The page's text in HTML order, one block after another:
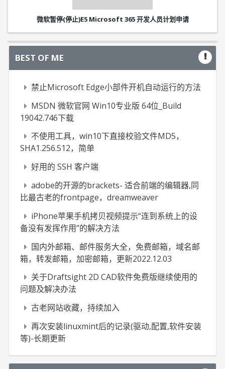
微软暂停(停止)E5 Microsoft 365 开发人员计划申请
BEST OF ME
禁止Microsoft Edge小部件开机自动运行的方法
MSDN 微软官网 Win10专业版 64位_Build
19042.746下载
不使用工具，win10下直接校验文件MD5，
SHA1.256.512，简单
好用的 SSH 客户端
adobe的开源的brackets- 适合前端的编辑器,同
比最古老的frontpage，dreamweaver
iPhone苹果手机拷贝视频提示“连到系统上的设
备没有发挥作用”的解决方法
国内外邮箱、邮件服务大全，免费邮箱，域名邮
箱，转发邮箱，加密邮箱，更新2022.12.03
关于Draftsight 2D CAD软件免费版继续使用的
问题及解决办法
古老网站收藏，持续加入
再次安装linuxmint后的记录(驱动,配置,软件安装
等)-长期更新